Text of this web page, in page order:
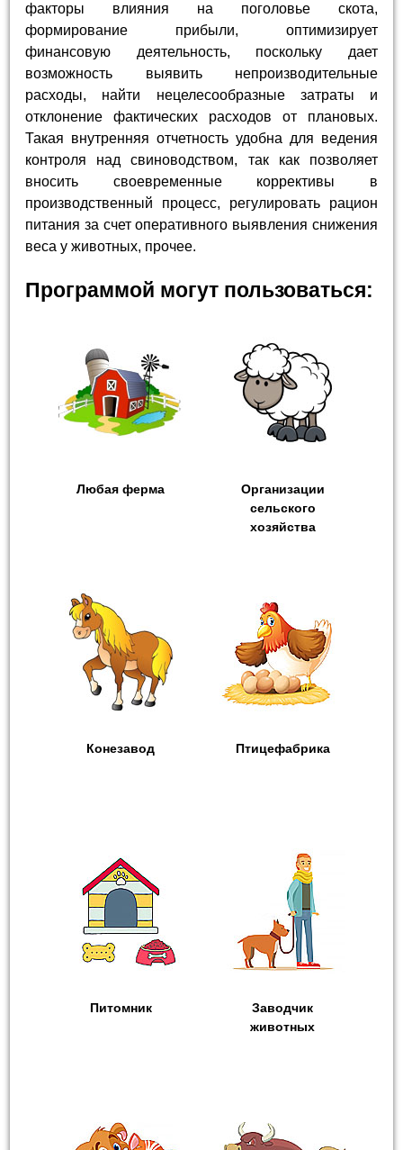
факторы влияния на поголовье скота,
формирование прибыли, оптимизирует
финансовую деятельность, поскольку дает
возможность выявить непроизводительные
расходы, найти нецелесообразные затраты и
отклонение фактических расходов от плановых.
Такая внутренняя отчетность удобна для ведения
контроля над свиноводством, так как позволяет
вносить своевременные коррективы в
производственный процесс, регулировать рацион
питания за счет оперативного выявления снижения
веса у животных, прочее.
Программой могут пользоваться:
Любая ферма
Организации
сельского
хозяйства
Конезавод Птицефабрика
Питомник
Заводчик
животных